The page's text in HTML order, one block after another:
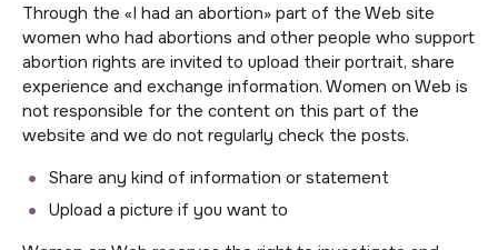
Through the «I had an abortion» part of the Web site
women who had abortions and other people who support
abortion rights are invited to upload their portrait, share
experience and exchange information. Women on Web is
not responsible for the content on this part of the
website and we do not regularly check the posts.
Share any kind of information or statement
Upload a picture if you want to